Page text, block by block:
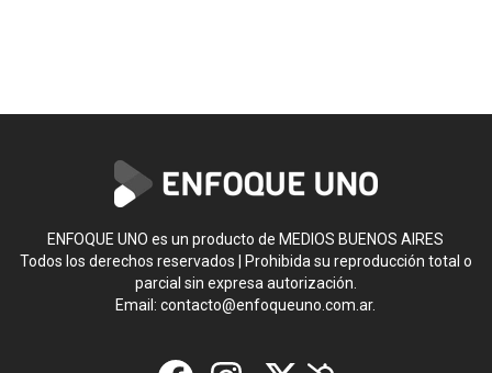
ENFOQUE UNO es un producto de MEDIOS BUENOS AIRES
Todos los derechos reservados | Prohibida su reproducción total o
parcial sin expresa autorización.
Email:contacto@enfoqueuno.com.ar.